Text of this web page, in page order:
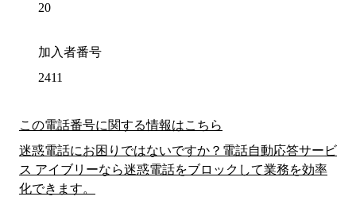
20
加入者番号
2411
この電話番号に関する情報はこちら
迷惑電話にお困りではないですか？電話自動応答サービ
ス アイブリーなら迷惑電話をブロックして業務を効率
化できます。